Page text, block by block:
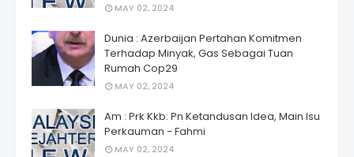
MAY 02, 2024
Dunia : Azerbaijan Pertahan Komitmen
Terhadap Minyak, Gas Sebagai Tuan
Rumah Cop29
MAY 02, 2024
Am : Prk Kkb: Pn Ketandusan Idea, Main Isu
Perkauman - Fahmi
MAY 02, 2024